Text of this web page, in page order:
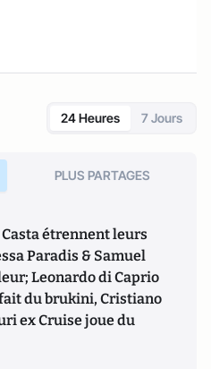
24 Heures 7 Jours
PLUS PARTAGES
étrennent leurs
Paradis & Samuel
Leonardo di Caprio
du brukini, Cristiano
ex Cruise joue du